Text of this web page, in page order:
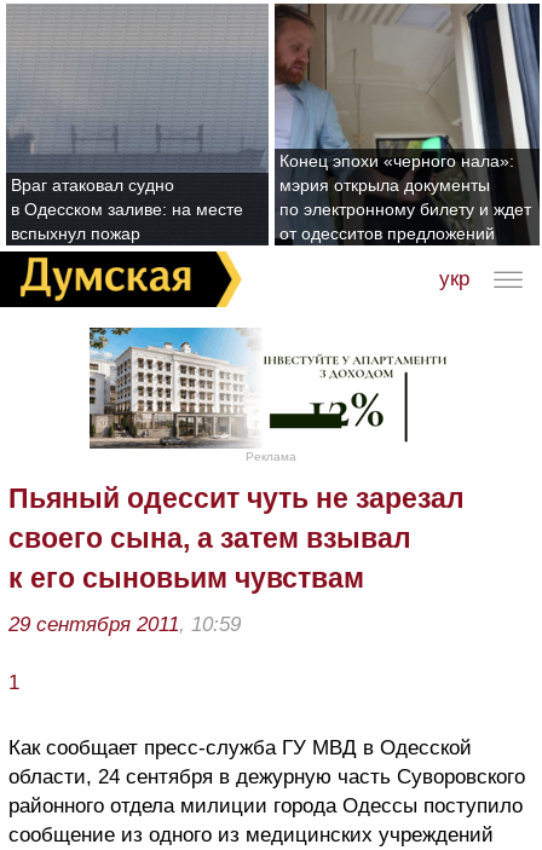
Враг атаковал судно
в Одесском заливе: на месте
вспыхнул пожар
Конец эпохи «черного нала»:
мэрия открыла документы
по электронному билету и ждет
от одесситов предложений
укр
Реклама
Пьяный одессит чуть не зарезал
своего сына, а затем взывал
к его сыновьим чувствам
29 сентября 2011, 10:59
1
Как сообщает пресс-служба ГУ МВД в Одесской
области, 24 сентября в дежурную часть Суворовского
районного отдела милиции города Одессы поступило
сообщение из одного из медицинских учреждений